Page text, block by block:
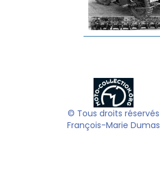
© Tous droits réservés
François-Marie Dumas